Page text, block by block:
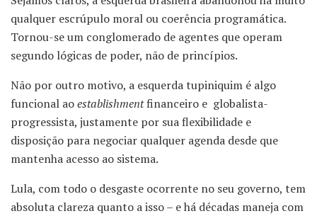
qualquer escrúpulo moral ou coerência programática.
Tornou-se um conglomerado de agentes que operam
segundo lógicas de poder, não de princípios.
Não por outro motivo, a esquerda tupiniquim é algo
funcional aoestablishmentfinanceiro e globalista-
progressista, justamente por sua flexibilidade e
disposição para negociar qualquer agenda desde que
mantenha acesso ao sistema.
Lula, com todo o desgaste ocorrente no seu governo, tem
absoluta clareza quanto a isso – e há décadas maneja com